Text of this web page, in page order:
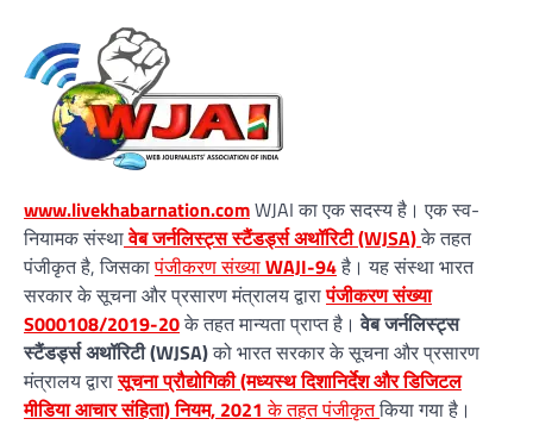
www.livekhabarnation.comWJAI का एक सदस्य है। एक स्व-
नियामक संस्थावेब जर्नलिस्ट्स स्टैंडर्ड्स अथॉरिटी (WJSA)के तहत
पंजीकृत है, जिसकापंजीकरण संख्याWAJI-94है। यह संस्था भारत
सरकार के सूचना और प्रसारण मंत्रालय द्वारापंजीकरण संख्या
S000108/2019-20के तहत मान्यता प्राप्त है।वेब जर्नलिस्ट्स
स्टैंडर्ड्स अथॉरिटी (WJSA)को भारत सरकार के सूचना और प्रसारण
मंत्रालय द्वारासूचना प्रौद्योगिकी (मध्यस्थ दिशानिर्देश और डिजिटल
मीडिया आचार संहिता) नियम, 2021 के तहत पंजीकृतकिया गया है।